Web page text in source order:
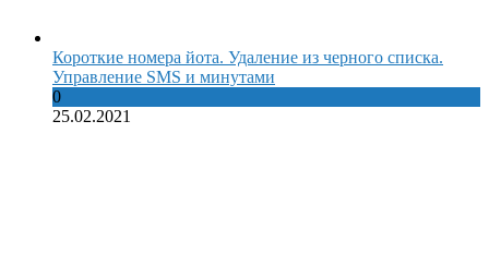
Короткие номера йота. Удаление из черного списка.
Управление SMS и минутами
0
25.02.2021